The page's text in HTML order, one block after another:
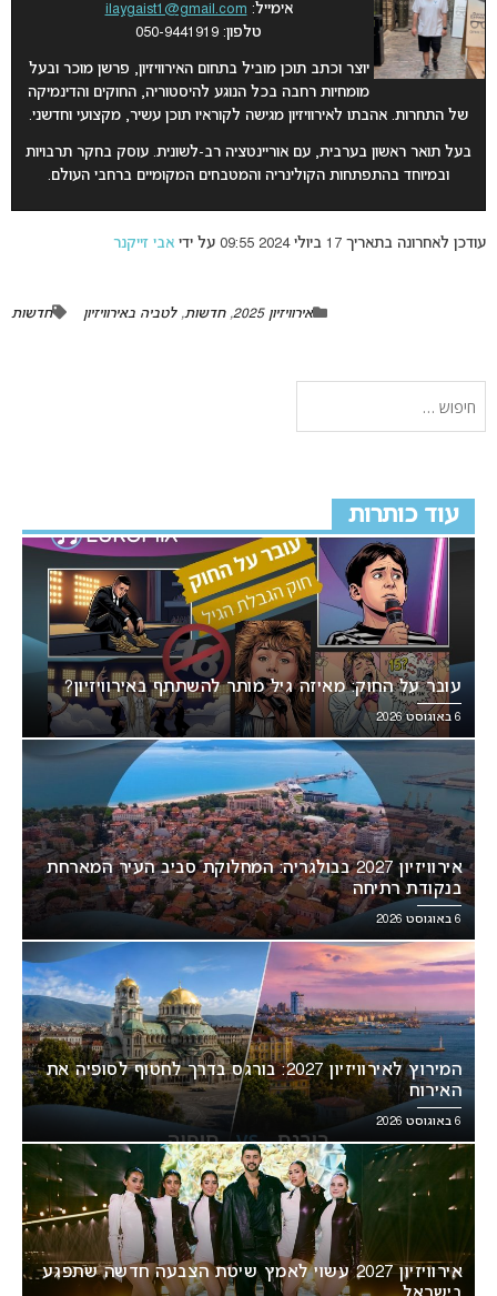
אימייל: ilaygaist1@gmail.com
טלפון: 050-9441919
יוצר וכתב תוכן מוביל בתחום האירוויזיון, פרשן מוכר ובעל
מומחיות רחבה בכל הנוגע להיסטוריה, החוקים והדינמיקה
של התחרות. אהבתו לאירוויזיון מגישה לקוראיו תוכן עשיר, מקצועי וחדשני.
בעל תואר ראשון בערבית, עם אוריינטציה רב-לשונית. עוסק בחקר תרבויות
ובמיוחד בהתפתחות הקולינריה והמטבחים המקומיים ברחבי העולם.
עודכן לאחרונה בתאריך 17 ביולי 2024 09:55 על ידי אבי זייקנר
אירוויזיון 2025 ,חדשות,לטביה באירוויזיון חדשות
עוד כותרות
עובר על החוק: מאיזה גיל מותר להשתתף באירוויזיון?
6 באוגוסט 2026
אירוויזיון 2027 בבולגריה: המחלוקת סביב העיר המארחת
בנקודת רתיחה
6 באוגוסט 2026
המירוץ לאירוויזיון 2027: בורגס בדרך לחטוף לסופיה את
האירוח
6 באוגוסט 2026
אירוויזיון 2027 עשוי לאמץ שיטת הצבעה חדשה שתפגע